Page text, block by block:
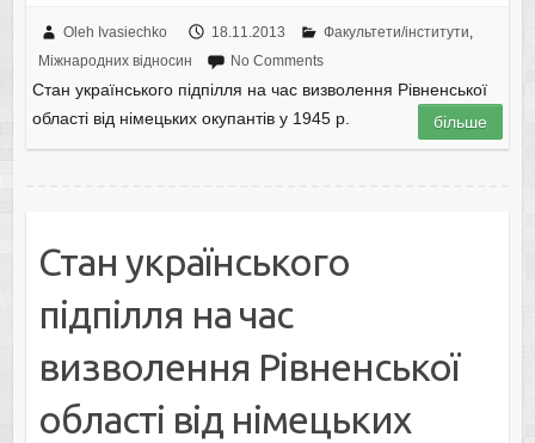
Oleh Ivasiechko 18.11.2013 Факультети/інститути,
Міжнародних відносин
No Comments
Стан українського підпілля на час визволення Рівненської
області від німецьких окупантів у 1945 р.
більше
Стан українського
підпілля на час
визволення Рівненської
області від німецьких